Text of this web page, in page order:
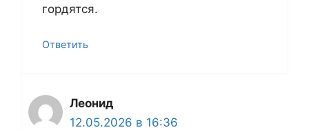
гордятся.
Ответить
Леонид
12.05.2026 в 16:36